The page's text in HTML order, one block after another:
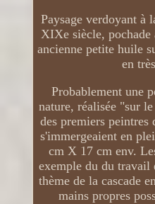
Paysage verdoyant à
XIXe siècle,
ancienne petite huile
en
Probablement une
nature, réalisée "sur
des premiers
s'immergeaient en
cm X 17 cm env.
exemple du du travail
thème de la cascade
mains propres